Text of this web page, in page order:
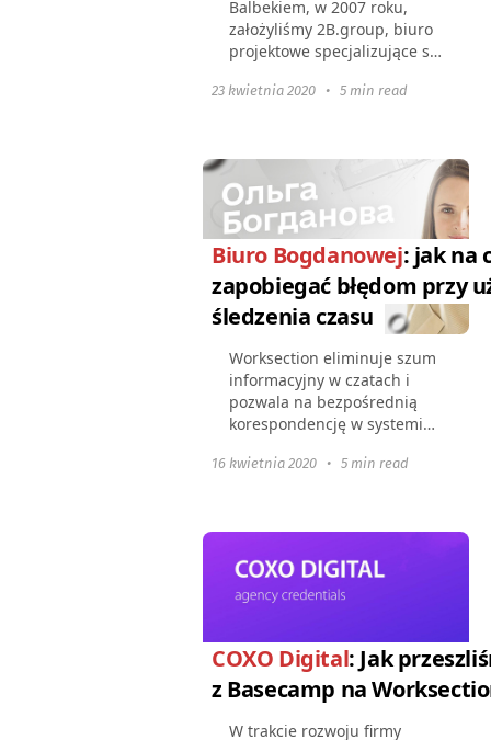
Balbekiem, w 2007 roku,
założyliśmy 2B.group, biuro
projektowe specjalizujące się
komercyjnych. W ciągu
23 kwietnia 2020 • 5 min read
Biuro Bogdanowej: jak na
zapobiegać błędom przy
śledzenia czasu
Worksection eliminuje szum
informacyjny w czatach i
pozwala na bezpośrednią
korespondencję w systemie.
myśli ludzi zawsze pozostaje
16 kwietnia 2020 • 5 min read
COXO Digital: Jak
z Basecamp na
W trakcie rozwoju firmy